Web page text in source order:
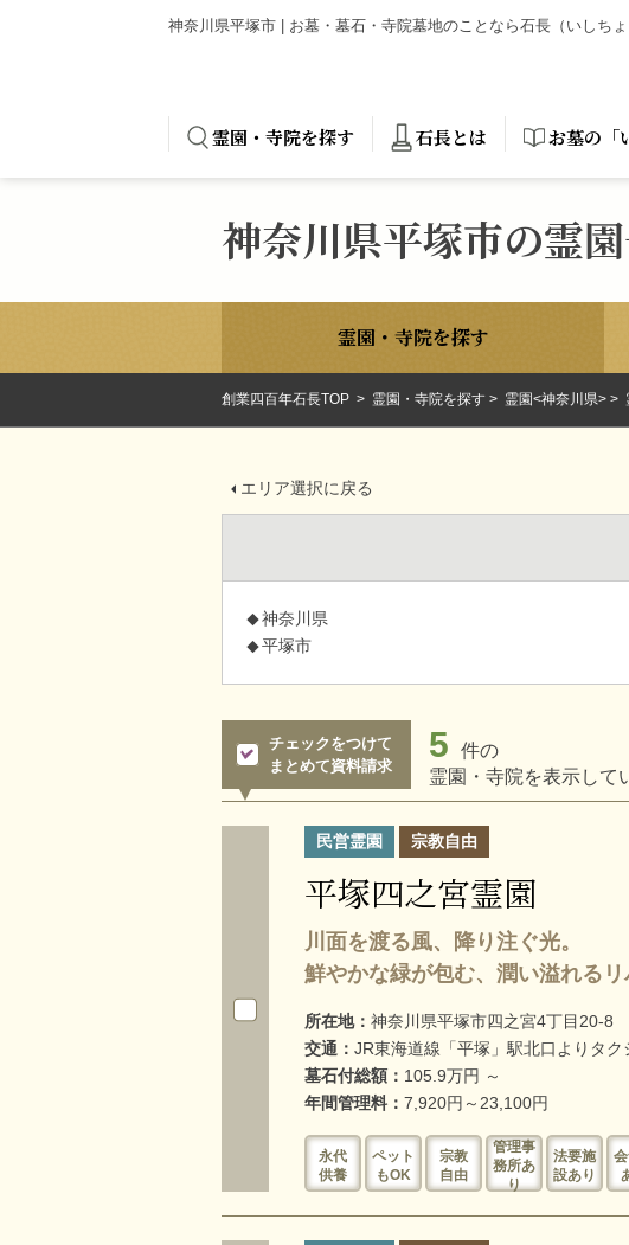
神奈川県平塚市 | お墓・墓石・寺院墓地のことなら石長（いしちょ
霊園・寺院を探す 石長とは お墓の「
神奈川県平塚市の霊
霊園・寺院を探す
創業四百年石長TOP 霊園・寺院を探す 霊園<神奈川県>
エリア選択に戻る
神奈川県
平塚市
5
件の
霊園・寺院を表示して
チェックをつけて
まとめて資料請求
民営霊園 宗教自由
平塚四之宮霊園
川面を渡る風、降り注ぐ光。
鮮やかな緑が包む、潤い溢れるリ
所在地： 神奈川県平塚市四之宮4丁目20-8
交通： JR東海道線「平塚」駅北口よりタク
墓石付総額： 105.9万円 ～
年間管理料： 7,920円～23,100円
永代
供養
ペット
もOK
宗教
自由
管理事
務所あ
り
法要施
設あり